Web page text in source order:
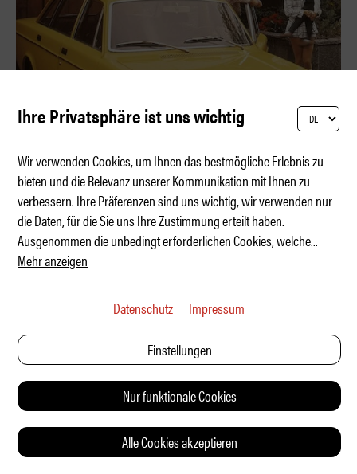
Bullerbü mit Ecken und Kanten
Ihre Privatsphäre ist uns wichtig
Wir verwenden Cookies, um Ihnen das bestmögliche Erlebnis zu
bieten und die Relevanz unserer Kommunikation mit Ihnen zu
verbessern. Ihre Präferenzen sind uns wichtig, wir verwenden nur
die Daten, für die Sie uns Ihre Zustimmung erteilt haben.
Ausgenommen die unbedingt erforderlichen Cookies, welche...
Mehr anzeigen
Datenschutz Impressum
Einstellungen
Nur funktionale Cookies
Alle Cookies akzeptieren